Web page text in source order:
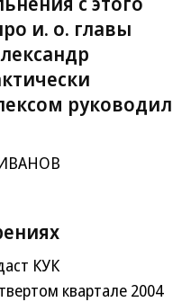
и. о. главы
руководил
КУК
квартале 2004